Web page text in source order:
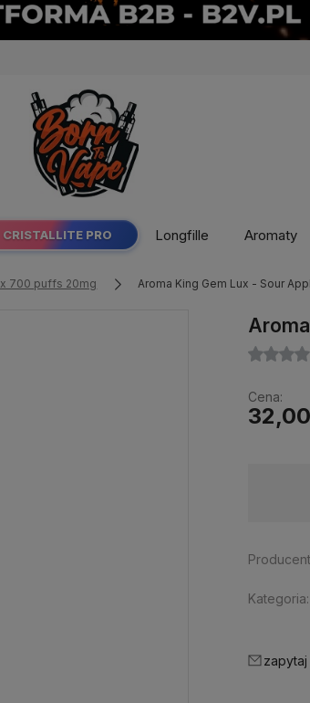
CRISTALLITE PRO Longfille Aromaty
700 puffs 20mg Aroma King Gem Lux - Sour
Cena:
Kategoria: